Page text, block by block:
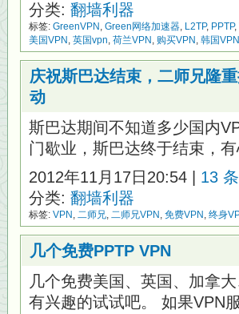
分类: 翻墙利器
标签: GreenVPN , Green网络加速器, L2TP, PPTP,
美国VPN , 英国vpn, 荷兰VPN , 购买VPN , 韩国VPN
庆祝斯巴达结束，二师兄隆
动
斯巴达期间不知道多少国内
门歇业，斯巴达终于结束，
2012年11月17日20:54 | 13
分类: 翻墙利器
标签: VPN , 二师兄, 二师兄VPN , 免费VPN , 终身
几个免费PPTP VPN
几个免费美国、英国、加拿
有兴趣的试试吧。 如果VPN